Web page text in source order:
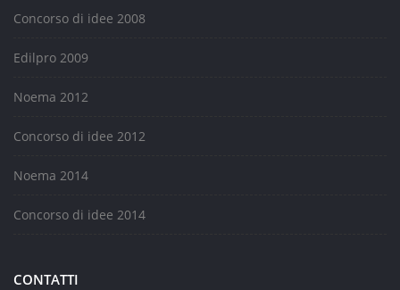
Concorso di idee 2008
Edilpro 2009
Noema 2012
Concorso di idee 2012
Noema 2014
Concorso di idee 2014
CONTATTI